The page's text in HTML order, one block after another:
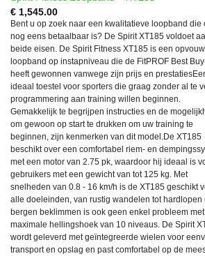
€1,545.00
Bent u op zoek naar een kwalitatieve loopband die
nog eens betaalbaar is? De Spirit XT185 voldoet
beide eisen. De Spirit Fitness XT185 is een
loopband op instapniveau die de FitPROF Best
heeft gewonnen vanwege zijn prijs en
ideaal toestel voor sporters die graag zonder al te
programmering aan training willen beginnen.
Gemakkelijk te begrijpen instructies en de
om gewoon op start te drukken om uw training te
beginnen, zijn kenmerken van dit model.De XT185
beschikt over een comfortabel riem- en
met een motor van 2.75 pk, waardoor hij ideaal is
gebruikers met een gewicht van tot 125 kg. Met
snelheden van 0.8 - 16 km/h is de XT185 geschikt
alle doeleinden, van rustig wandelen tot hardlopen
bergen beklimmen is ook geen enkel probleem met
maximale hellingshoek van 10 niveaus. De Spirit
wordt geleverd met geïntegreerde wielen voor
transport en opslag en past comfortabel op de